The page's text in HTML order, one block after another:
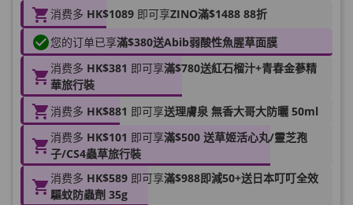
理膚泉 無香大哥大防曬 50ml (2027年4
月)
此商品最多可加购1件
HKD$88
HKD$145
Round Lab 白樺樹水份防曬霜 50ml
(到期日2027年2月)
此商品最多可加购1件
HKD$85
消费多 HK$1089 即可享ZINO滿$1488 88折
您的订单已享滿$380送Abib弱酸性魚腥草面膜
消费多 HK$381 即可享滿$780送紅石榴汁+青春金蔘精
華旅行裝
消费多 HK$881 即可享送理膚泉 無香大哥大防曬 50ml
消费多 HK$101 即可享滿$500 送草姬活心丸/靈芝孢
子/CS4蟲草旅行裝
消费多 HK$589 即可享滿$988即減50+送日本叮叮全效
驅蚊防蟲劑 35g